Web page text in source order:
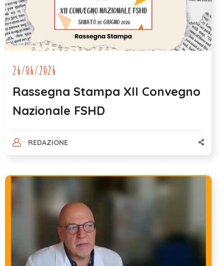
26/06/2026
Rassegna Stampa XII Convegno
Nazionale FSHD
REDAZIONE